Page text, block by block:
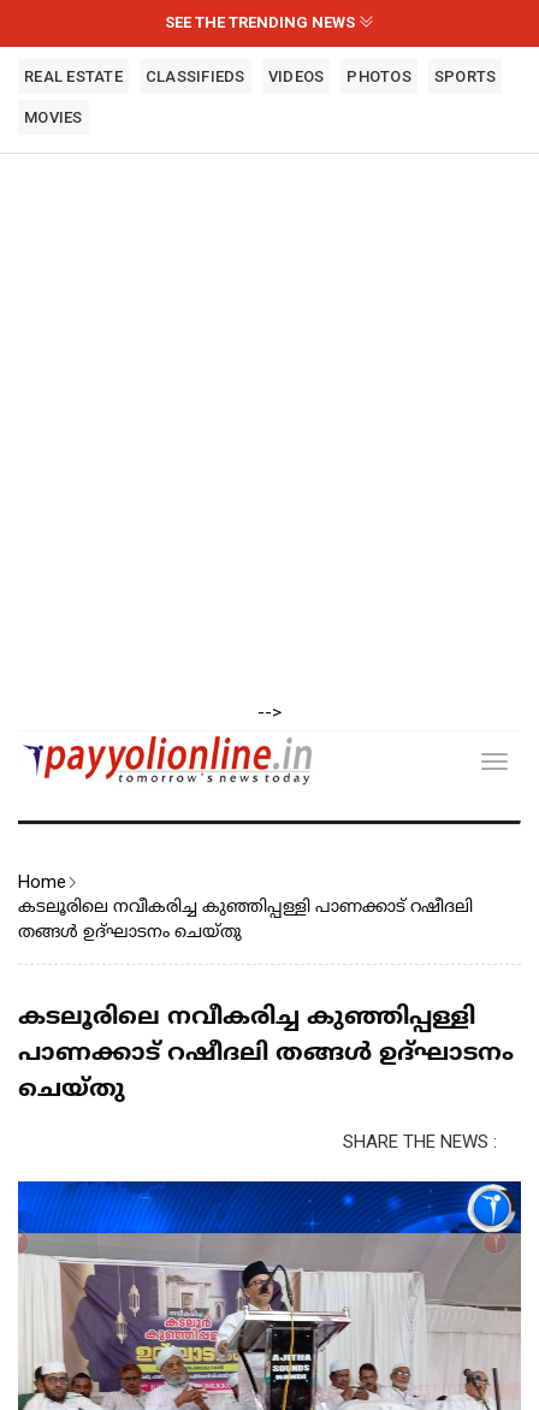
SEE THE TRENDING NEWS
REAL ESTATE CLASSIFIEDS VIDEOS PHOTOS SPORTS
MOVIES
-->
Home
കടലൂരിലെ നവീകരിച്ച കുഞ്ഞിപ്പള്ളി പാണക്കാട് റഷീദലി
തങ്ങൾ ഉദ്ഘാടനം ചെയ്തു
കടലൂരിലെ നവീകരിച്ച കുഞ്ഞിപ്പള്ളി
പാണക്കാട് റഷീദലി തങ്ങൾ ഉദ്ഘാടനം
ചെയ്തു
SHARE THE NEWS :